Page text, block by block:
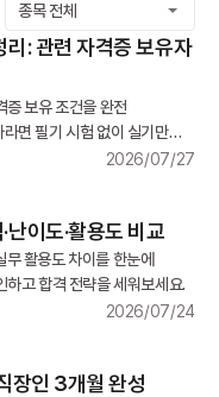
종목 전체
: 관련 자격증 보유자
증 보유 조건을 완전
면 필기 시험 없이 실기만
2026/07/27
이도·활용도 비교
활용도 차이를 한눈에
하고 합격 전략을 세워보세요.
2026/07/24
장인 3개월 완성